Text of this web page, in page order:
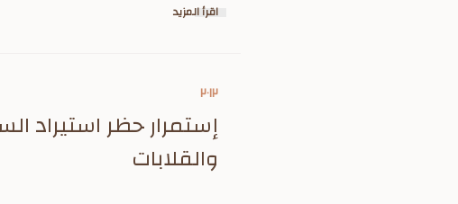
اقرأ المزيد
٢٠١٢
إستمرار حظر استيراد
والقلابات